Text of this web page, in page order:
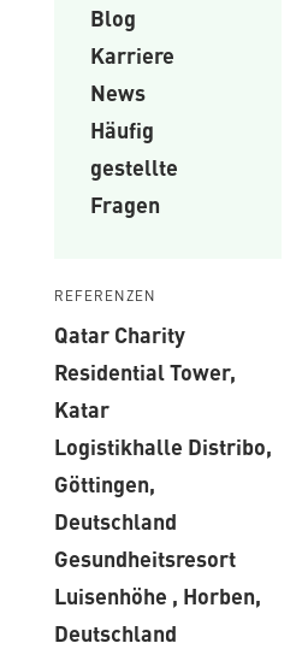
Blog
Karriere
News
Häufig
gestellte
Fragen
REFERENZEN
Qatar Charity
Residential Tower,
Katar
Logistikhalle Distribo,
Göttingen,
Deutschland
Gesundheitsresort
Luisenhöhe , Horben,
Deutschland